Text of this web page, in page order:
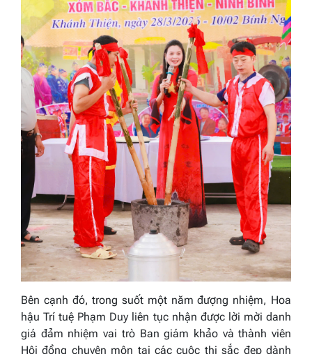
Bên cạnh đó, trong suốt một năm đượng nhiệm, Hoa
hậu Trí tuệ Phạm Duy liên tục nhận được lời mời danh
giá đảm nhiệm vai trò Ban giám khảo và thành viên
Hội đồng chuyên môn tại các cuộc thi sắc đẹp dành